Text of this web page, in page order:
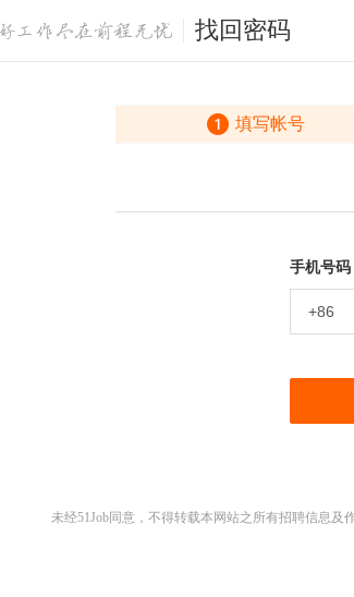
找回密码
填写帐号
手机号码
未经51Job同意，不得转载本网站之所有招聘信息及